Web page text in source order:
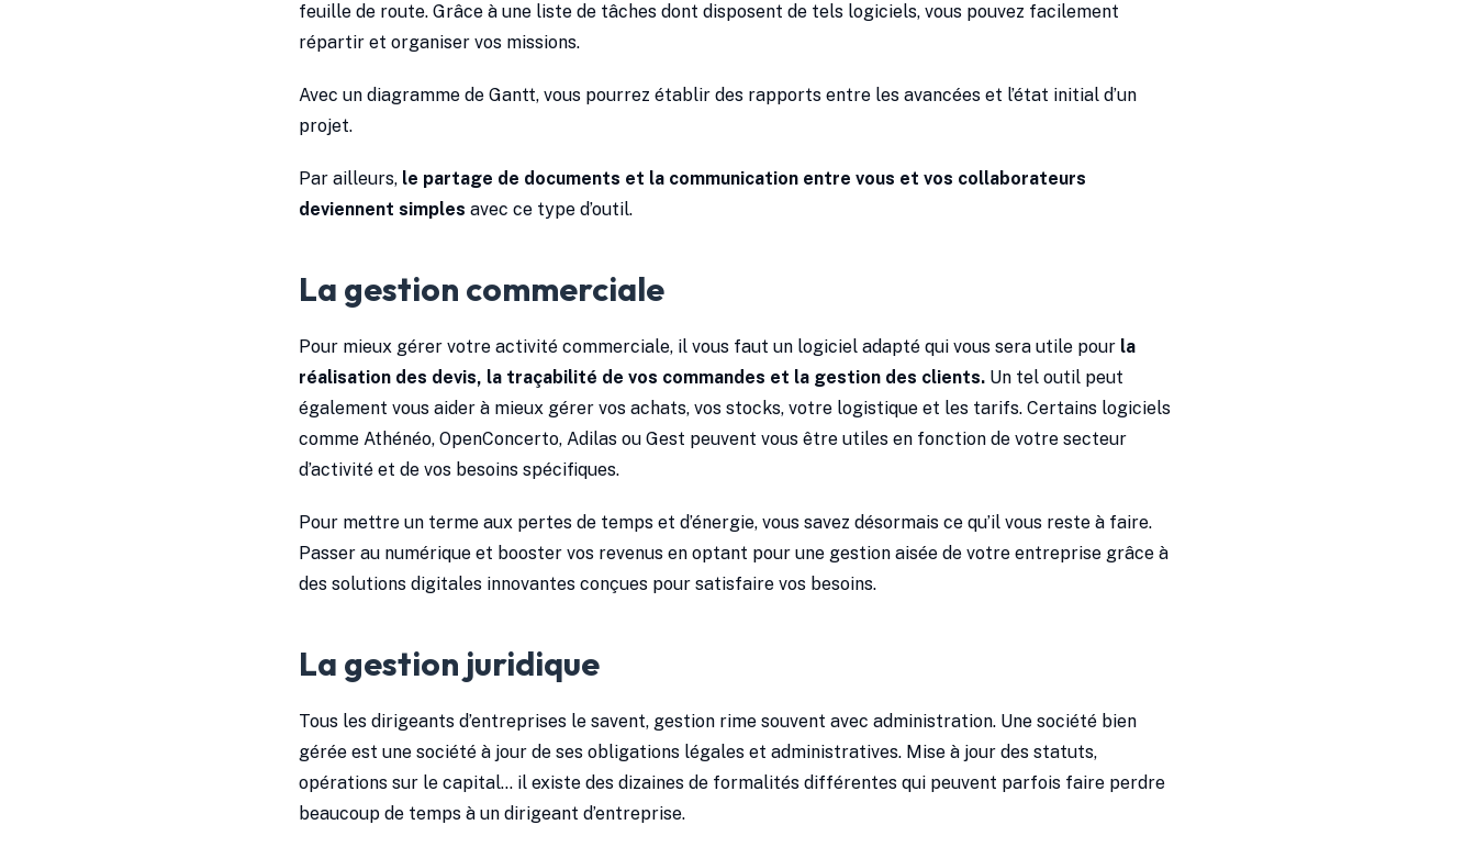
feuille de route. Grâce à une liste de tâches dont disposent de tels logiciels, vous pouvez facilement
répartir et organiser vos missions.
Avec un diagramme de Gantt, vous pourrez établir des rapports entre les avancées et l’état initial d’un
projet.
Par ailleurs, le partage de documents et la communication entre vous et vos collaborateurs
deviennent simples avec ce type d’outil.
La gestion commerciale
Pour mieux gérer votre activité commerciale, il vous faut un logiciel adapté qui vous sera utile pour la
réalisation des devis, la traçabilité de vos commandes et la gestion des clients. Un tel outil peut
également vous aider à mieux gérer vos achats, vos stocks, votre logistique et les tarifs. Certains logiciels
comme Athénéo, OpenConcerto, Adilas ou Gest peuvent vous être utiles en fonction de votre secteur
d’activité et de vos besoins spécifiques.
Pour mettre un terme aux pertes de temps et d’énergie, vous savez désormais ce qu’il vous reste à faire.
Passer au numérique et booster vos revenus en optant pour une gestion aisée de votre entreprise grâce à
des solutions digitales innovantes conçues pour satisfaire vos besoins.
La gestion juridique
Tous les dirigeants d’entreprises le savent, gestion rime souvent avec administration. Une société bien
gérée est une société à jour de ses obligations légales et administratives. Mise à jour des statuts,
opérations sur le capital… il existe des dizaines de formalités différentes qui peuvent parfois faire perdre
beaucoup de temps à un dirigeant d’entreprise.